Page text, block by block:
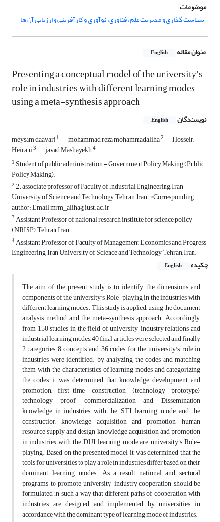
موضوعات
سیاست گذاری و مدیریت علم، فناوری، نوآوری و کارآفرینی و ارزیابی آن ها
عنوان مقاله English
Presenting a conceptual model of the university's
role in industries with different learning modes
using a meta-synthesis approach
نویسندگان English
meysam daavari1 mohammad reza mohammadaliha2 Hossein
Heirani3 javad Mashayekh4
1 Student of public administration - Government Policy Making (Public
Policy Making).
22. associate professor of Faculty of Industrial Engineering, Iran
University of Science and Technology, Tehran, Iran. *Corresponding
author: Email mrm_aliha@iust.ac.ir
3Assistant Professor of national research institute for science policy
(NRISP), Tehran, Iran.
4Assistant Professor of Faculty of Management, Economics and Progress
Engineering, Iran University of Science and Technology, Tehran, Iran.
چکیده
English
The aim of the present study is to identify the dimensions and
components of the university's Role-playing in the industries with
different learning modes. This study is applied, using the document
analysis method and the meta-synthesis approach. Accordingly,
from 150 studies in the field of university-industry relations and
industrial learning modes, 40 final articles were selected and finally
2 categories, 8 concepts and 36 codes for the university's role in
industries were identified. by analyzing the codes and matching
them with the characteristics of learning modes and categorizing
the codes, it was determined that knowledge development and
promotion, first-time construction (technology prototype),
technology proof, commercialization and Dissemination
knowledge in industries with the STI learning mode and the
construction knowledge acquisition and promotion, human
resource supply and design knowledge acquisition and promotion
in industries with the DUI learning mode are university's Role-
playing. Based on the presented model, it was determined that the
tools for universities to play a role in industries differ based on their
dominant learning modes. As a result, national and sectoral
programs to promote university-industry cooperation should be
formulated in such a way that different paths of cooperation with
industries are designed and implemented by universities, in
accordance with the dominant type of learning mode of industries.